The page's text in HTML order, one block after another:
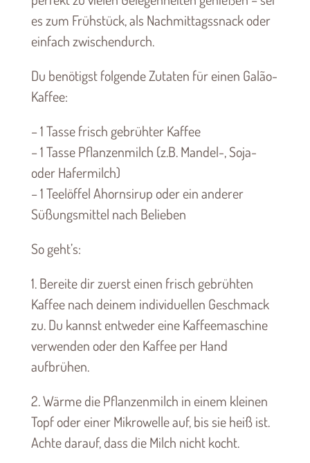
es zum Frühstück, als Nachmittagssnack oder
einfach zwischendurch.
Du benötigst folgende Zutaten für einen Galão-
Kaffee:
– 1 Tasse frisch gebrühter Kaffee
– 1 Tasse Pflanzenmilch (z.B. Mandel-, Soja-
oder Hafermilch)
– 1 Teelöffel Ahornsirup oder ein anderer
Süßungsmittel nach Belieben
So geht’s:
1. Bereite dir zuerst einen frisch gebrühten
Kaffee nach deinem individuellen Geschmack
zu. Du kannst entweder eine Kaffeemaschine
verwenden oder den Kaffee per Hand
aufbrühen.
2. Wärme die Pflanzenmilch in einem kleinen
Topf oder einer Mikrowelle auf, bis sie heiß ist.
Achte darauf, dass die Milch nicht kocht.